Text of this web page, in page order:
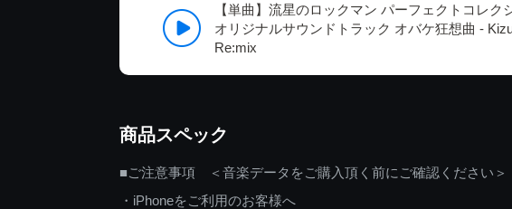
【単曲】流星のロックマン パーフェクトコレク
オリジナルサウンドトラック オバケ狂想曲 -
Re:mix
商品スペック
■ご注意事項 ＜音楽データをご購入頂く前にご確認ください＞
・iPhoneをご利用のお客様へ